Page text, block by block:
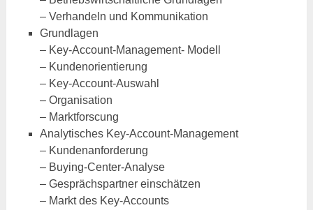
– Verhandeln und Kommunikation
Grundlagen
– Key-Account-Management- Modell
– Kundenorientierung
– Key-Account-Auswahl
– Organisation
– Marktforscung
Analytisches Key-Account-Management
– Kundenanforderung
– Buying-Center-Analyse
– Gesprächspartner einschätzen
– Markt des Key-Accounts